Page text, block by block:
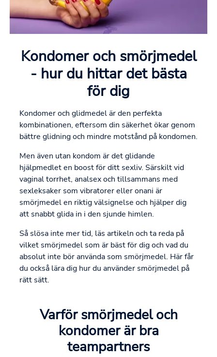
Kondomer och smörjmedel
- hur du hittar det bästa
för dig
Kondomer och glidmedel är den perfekta
kombinationen, eftersom din säkerhet ökar genom
bättre glidning och mindre motstånd på kondomen.
Men även utan kondom är det glidande
hjälpmedlet en boost för ditt sexliv. Särskilt vid
vaginal torrhet, analsex och tillsammans med
sexleksaker som vibratorer eller onani är
smörjmedel en riktig välsignelse och hjälper dig
att snabbt glida in i den sjunde himlen.
Så slösa inte mer tid, läs artikeln och ta reda på
vilket smörjmedel som är bäst för dig och vad du
absolut inte bör använda som smörjmedel. Här får
du också lära dig hur du använder smörjmedel på
rätt sätt.
Varför smörjmedel och
kondomer är bra
teampartners